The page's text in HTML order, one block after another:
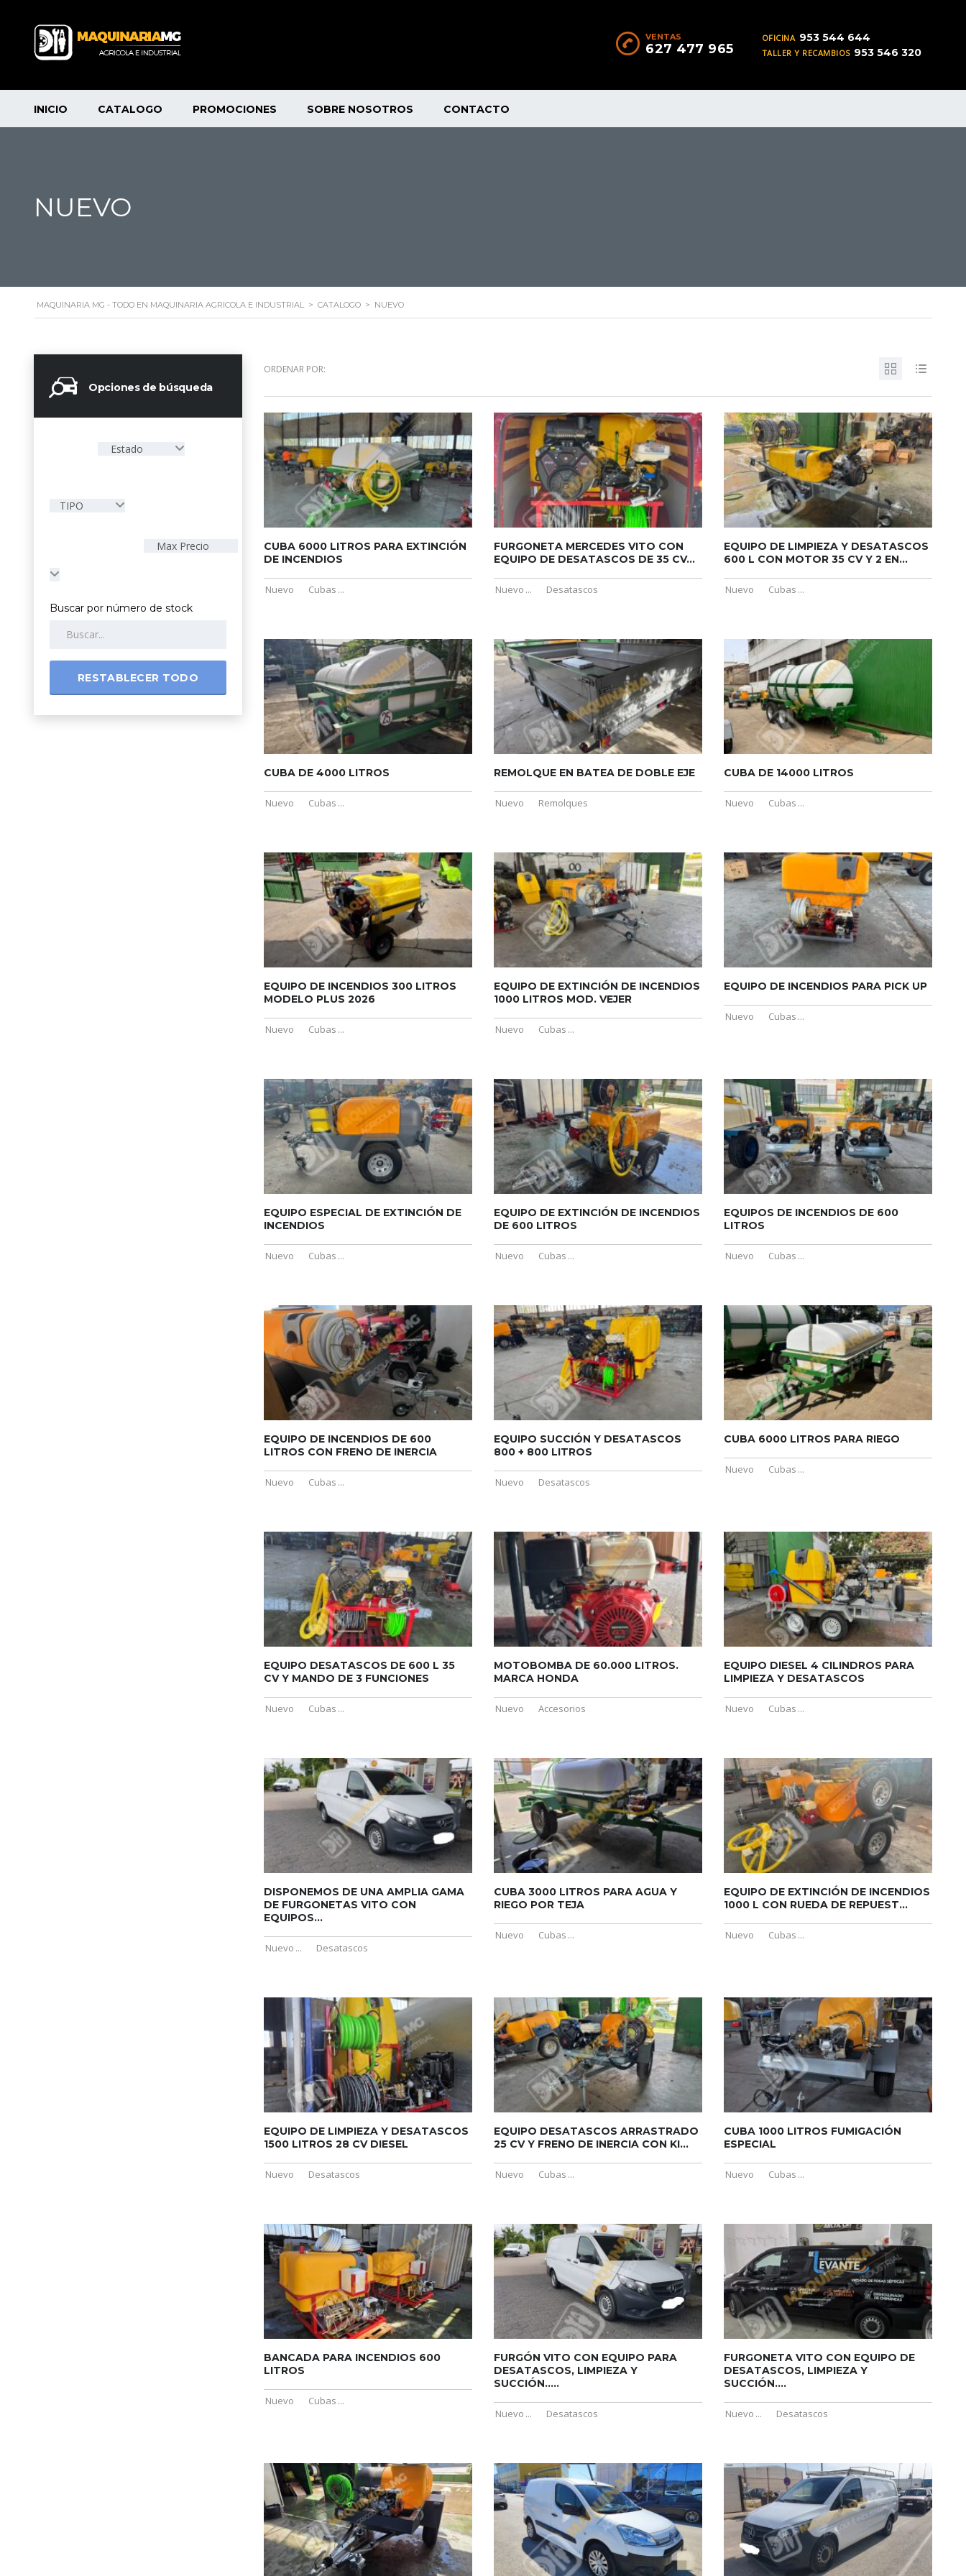
OFICINA 953 544 644
TALLER Y RECAMBIOS 953 546 320
VENTAS
627 477 965
INICIO CATALOGO PROMOCIONES SOBRE NOSOTROS CONTACTO
NUEVO
MAQUINARIA MG - TODO EN MAQUINARIA AGRICOLA E INDUSTRIAL > CATALOGO > NUEVO
Opciones de búsqueda
Estado
TIPO
Max Precio
Buscar por número de stock
RESTABLECER TODO
ORDENAR POR:
CUBA 6000 LITROS PARA EXTINCIÓN
DE INCENDIOS
Nuevo Cubas ...
FURGONETA MERCEDES VITO CON
EQUIPO DE DESATASCOS DE 35 CV...
Nuevo ... Desatascos
EQUIPO DE LIMPIEZA Y DESATASCOS
600 L CON MOTOR 35 CV Y 2 EN...
Nuevo Cubas ...
CUBA DE 4000 LITROS
Nuevo Cubas ...
REMOLQUE EN BATEA DE DOBLE EJE
Nuevo Remolques
CUBA DE 14000 LITROS
Nuevo Cubas ...
EQUIPO DE INCENDIOS 300 LITROS
MODELO PLUS 2026
Nuevo Cubas ...
EQUIPO DE EXTINCIÓN DE INCENDIOS
1000 LITROS MOD. VEJER
Nuevo Cubas ...
EQUIPO DE INCENDIOS PARA PICK UP
Nuevo Cubas ...
EQUIPO ESPECIAL DE EXTINCIÓN DE
INCENDIOS
Nuevo Cubas ...
EQUIPO DE EXTINCIÓN DE INCENDIOS
DE 600 LITROS
Nuevo Cubas ...
EQUIPOS DE INCENDIOS DE 600
LITROS
Nuevo Cubas ...
EQUIPO DE INCENDIOS DE 600
LITROS CON FRENO DE INERCIA
Nuevo Cubas ...
EQUIPO SUCCIÓN Y DESATASCOS
800 + 800 LITROS
Nuevo Desatascos
CUBA 6000 LITROS PARA RIEGO
Nuevo Cubas ...
EQUIPO DESATASCOS DE 600 L 35
CV Y MANDO DE 3 FUNCIONES
Nuevo Cubas ...
MOTOBOMBA DE 60.000 LITROS.
MARCA HONDA
Nuevo Accesorios
EQUIPO DIESEL 4 CILINDROS PARA
LIMPIEZA Y DESATASCOS
Nuevo Cubas ...
DISPONEMOS DE UNA AMPLIA GAMA
DE FURGONETAS VITO CON
EQUIPOS...
Nuevo ... Desatascos
CUBA 3000 LITROS PARA AGUA Y
RIEGO POR TEJA
Nuevo Cubas ...
EQUIPO DE EXTINCIÓN DE INCENDIOS
1000 L CON RUEDA DE REPUEST...
Nuevo Cubas ...
EQUIPO DE LIMPIEZA Y DESATASCOS
1500 LITROS 28 CV DIESEL
Nuevo Desatascos
EQUIPO DESATASCOS ARRASTRADO
25 CV Y FRENO DE INERCIA CON KI...
Nuevo Cubas ...
CUBA 1000 LITROS FUMIGACIÓN
ESPECIAL
Nuevo Cubas ...
BANCADA PARA INCENDIOS 600
LITROS
Nuevo Cubas ...
FURGÓN VITO CON EQUIPO PARA
DESATASCOS, LIMPIEZA Y
SUCCIÓN.....
Nuevo ... Desatascos
FURGONETA VITO CON EQUIPO DE
DESATASCOS, LIMPIEZA Y
SUCCIÓN....
Nuevo ... Desatascos